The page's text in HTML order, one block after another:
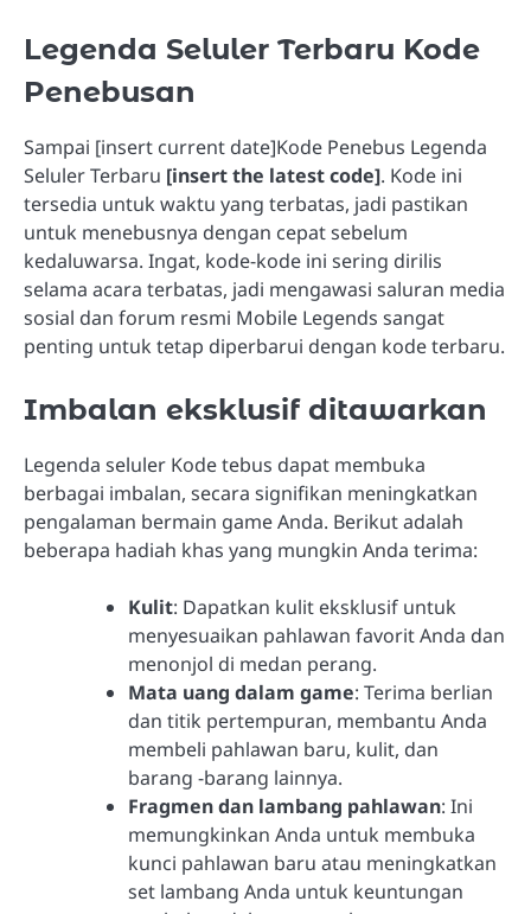
Legenda Seluler Terbaru Kode
Penebusan
Sampai [insert current date]Kode Penebus Legenda
Seluler Terbaru [insert the latest code]. Kode ini
tersedia untuk waktu yang terbatas, jadi pastikan
untuk menebusnya dengan cepat sebelum
kedaluwarsa. Ingat, kode-kode ini sering dirilis
selama acara terbatas, jadi mengawasi saluran media
sosial dan forum resmi Mobile Legends sangat
penting untuk tetap diperbarui dengan kode terbaru.
Imbalan eksklusif ditawarkan
Legenda seluler Kode tebus dapat membuka
berbagai imbalan, secara signifikan meningkatkan
pengalaman bermain game Anda. Berikut adalah
beberapa hadiah khas yang mungkin Anda terima:
Kulit: Dapatkan kulit eksklusif untuk
menyesuaikan pahlawan favorit Anda dan
menonjol di medan perang.
Mata uang dalam game: Terima berlian
dan titik pertempuran, membantu Anda
membeli pahlawan baru, kulit, dan
barang -barang lainnya.
Fragmen dan lambang pahlawan: Ini
memungkinkan Anda untuk membuka
kunci pahlawan baru atau meningkatkan
set lambang Anda untuk keuntungan